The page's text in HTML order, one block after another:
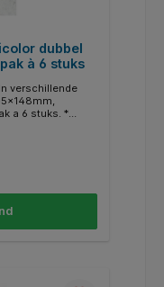
dubbel
à 6 stuks
verschillende
a 6 stuks. *